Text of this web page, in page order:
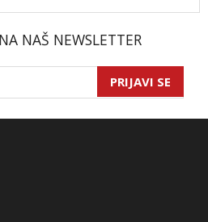
NAŠ NEWSLETTER
PRIJAVI SE